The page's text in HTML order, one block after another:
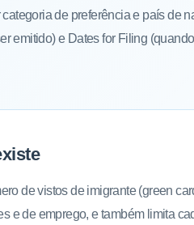
de preferência e país de
emitido) e Dates for Filing
de vistos de imigrante (green
e de emprego, e também limita